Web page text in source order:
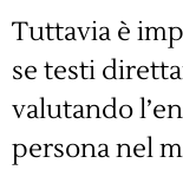
Tuttavia è
se testi
valutando
persona nel